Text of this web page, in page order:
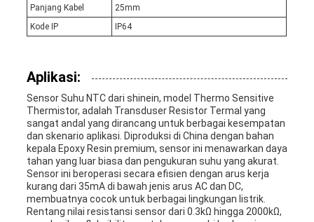
Panjang Kabel
25mm
Kode IP
IP64
Aplikasi:
Sensor Suhu NTC dari shinein, model Thermo Sensitive
Thermistor, adalah Transduser Resistor Termal yang
sangat andal yang dirancang untuk berbagai kesempatan
dan skenario aplikasi. Diproduksi di China dengan bahan
kepala Epoxy Resin premium, sensor ini menawarkan daya
tahan yang luar biasa dan pengukuran suhu yang akurat.
Sensor ini beroperasi secara efisien dengan arus kerja
kurang dari 35mA di bawah jenis arus AC dan DC,
membuatnya cocok untuk berbagai lingkungan listrik.
Rentang nilai resistansi sensor dari 0.3kΩ hingga 2000kΩ,